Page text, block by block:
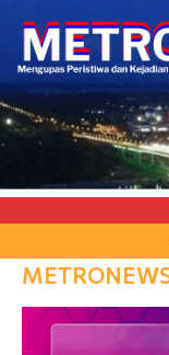
to
content